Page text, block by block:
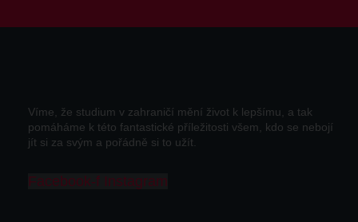
Víme, že studium v zahraničí mění život k lepšímu, a tak
pomáháme k této fantastické příležitosti všem, kdo se nebojí
jít si za svým a pořádně si to užít.
Facebook-f Instagram